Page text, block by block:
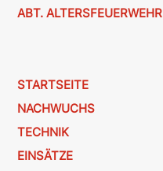
ABT. ALTERSFEUERWEHR
STARTSEITE
NACHWUCHS
TECHNIK
EINSÄTZE